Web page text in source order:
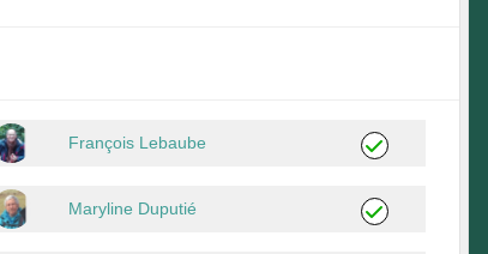
François Lebaube
Maryline Duputié